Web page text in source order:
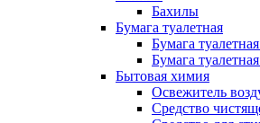
Бахилы
Бумага туалетная
Бумага
Бумага
Бытовая химия
Освежитель
Средство